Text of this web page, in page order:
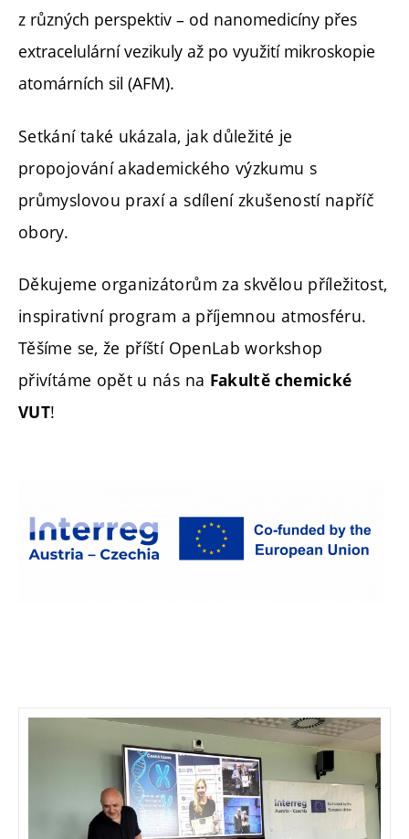
z různých perspektiv – od nanomedicíny přes
extracelulární vezikuly až po využití mikroskopie
atomárních sil (AFM).
Setkání také ukázala, jak důležité je
propojování akademického výzkumu s
průmyslovou praxí a sdílení zkušeností napříč
obory.
Děkujeme organizátorům za skvělou příležitost,
inspirativní program a příjemnou atmosféru.
Těšíme se, že příští OpenLab workshop
přivítáme opět u nás na Fakultě chemické
VUT!